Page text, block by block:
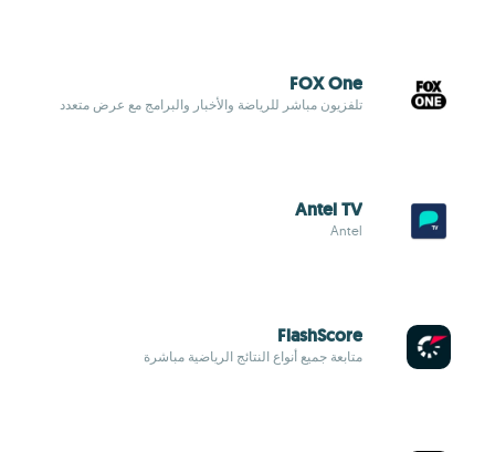
FOX One
تلفزيون مباشر للرياضة والأخبار والبرامج مع عرض متعدد
Antel TV
Antel
FlashScore
متابعة جميع أنواع النتائج الرياضية مباشرة